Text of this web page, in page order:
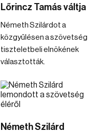
Lőrincz Tamás váltja
Németh Szilárdot a
közgyűlésen a szövetség
tiszteletbeli elnökének
választották.
Németh Szilárd